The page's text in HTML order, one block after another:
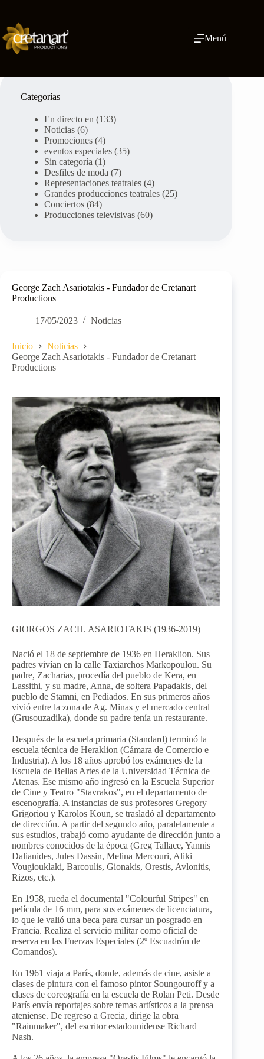
contenido
Menú
George Zach Asariotakis - Fundador de Cretanart
Productions
17/05/2023 Noticias
Inicio
Noticias
George Zach Asariotakis - Fundador de Cretanart
Productions
GIORGOS ZACH. ASARIOTAKIS (1936-2019)
Nació el 18 de septiembre de 1936 en Heraklion. Sus
padres vivían en la calle Taxiarchos Markopoulou. Su
padre, Zacharias, procedía del pueblo de Kera, en
Lassithi, y su madre, Anna, de soltera Papadakis, del
pueblo de Stamni, en Pediados. En sus primeros años
vivió entre la zona de Ag. Minas y el mercado central
(Grusouzadika), donde su padre tenía un restaurante.
Después de la escuela primaria (Standard) terminó la
escuela técnica de Heraklion (Cámara de Comercio e
Industria). A los 18 años aprobó los exámenes de la
Escuela de Bellas Artes de la Universidad Técnica de
Atenas. Ese mismo año ingresó en la Escuela Superior
de Cine y Teatro "Stavrakos", en el departamento de
escenografía. A instancias de sus profesores Gregory
Grigoriou y Karolos Koun, se trasladó al departamento
de dirección. A partir del segundo año, paralelamente a
sus estudios, trabajó como ayudante de dirección junto a
nombres conocidos de la época (Greg Tallace, Yannis
Dalianides, Jules Dassin, Melina Mercouri, Aliki
Vougiouklaki, Barcoulis, Gionakis, Orestis, Avlonitis,
Rizos, etc.).
En 1958, rueda el documental "Colourful Stripes" en
película de 16 mm, para sus exámenes de licenciatura,
lo que le valió una beca para cursar un posgrado en
Francia. Realiza el servicio militar como oficial de
reserva en las Fuerzas Especiales (2º Escuadrón de
Comandos).
En 1961 viaja a París, donde, además de cine, asiste a
clases de pintura con el famoso pintor Soungouroff y a
clases de coreografía en la escuela de Rolan Peti. Desde
París envía reportajes sobre temas artísticos a la prensa
ateniense. De regreso a Grecia, dirige la obra
"Rainmaker", del escritor estadounidense Richard
Nash.
Categorías
En directo en (133)
Noticias (6)
Promociones (4)
eventos especiales (35)
Sin categoría (1)
Desfiles de moda (7)
Representaciones teatrales (4)
Grandes producciones teatrales (25)
Conciertos (84)
Producciones televisivas (60)